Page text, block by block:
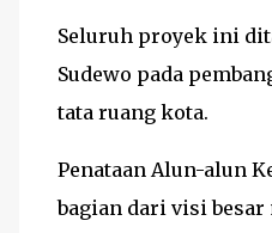
Seluruh proyek ini
Sudewo pada
tata ruang kota.
Penataan Alun-alun
bagian dari visi besar